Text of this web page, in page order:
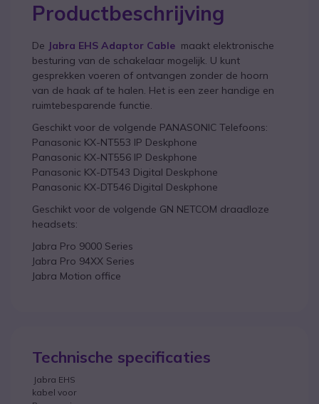
Productbeschrijving
De Jabra EHS Adaptor Cable maakt elektronische
besturing van de schakelaar mogelijk. U kunt
gesprekken voeren of ontvangen zonder de hoorn
van de haak af te halen. Het is een zeer handige en
ruimtebesparende functie.
Geschikt voor de volgende PANASONIC Telefoons:
Panasonic KX-NT553 IP Deskphone
Panasonic KX-NT556 IP Deskphone
Panasonic KX-DT543 Digital Deskphone
Panasonic KX-DT546 Digital Deskphone
Geschikt voor de volgende GN NETCOM draadloze
headsets:
Jabra Pro 9000 Series
Jabra Pro 94XX Series
Jabra Motion office
Technische specificaties
Jabra EHS
kabel voor